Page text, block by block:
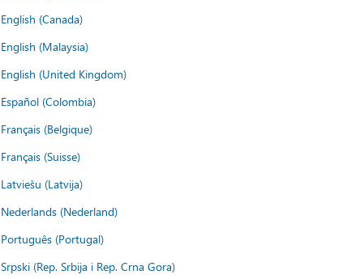
English (Canada)
English (Malaysia)
English (United Kingdom)
Español (Colombia)
Français (Belgique)
Français (Suisse)
Latviešu (Latvija)
Nederlands (Nederland)
Português (Portugal)
Srpski (Rep. Srbija i Rep. Crna Gora)